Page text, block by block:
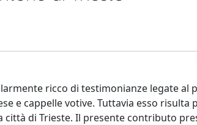
ricco di testimonianze legate al
e cappelle votive. Tuttavia esso risulta
di Trieste. Il presente contributo